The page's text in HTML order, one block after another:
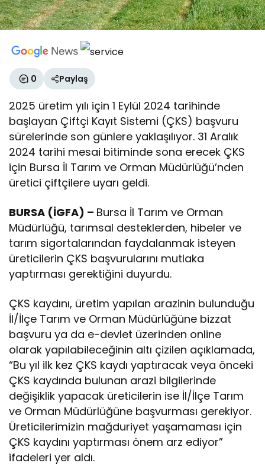
0 Paylaş
2025 üretim yılı için 1 Eylül 2024 tarihinde
başlayan Çiftçi Kayıt Sistemi (ÇKS) başvuru
sürelerinde son günlere yaklaşılıyor. 31 Aralık
2024 tarihi mesai bitiminde sona erecek ÇKS
için Bursa İl Tarım ve Orman Müdürlüğü’nden
üretici çiftçilere uyarı geldi.
BURSA (İGFA) – Bursa İl Tarım ve Orman
Müdürlüğü, tarımsal desteklerden, hibeler ve
tarım sigortalarından faydalanmak isteyen
üreticilerin ÇKS başvurularını mutlaka
yaptırması gerektiğini duyurdu.
ÇKS kaydını, üretim yapılan arazinin bulunduğu
İl/İlçe Tarım ve Orman Müdürlüğüne bizzat
başvuru ya da e-devlet üzerinden online
olarak yapılabileceğinin altı çizilen açıklamada,
“Bu yıl ilk kez ÇKS kaydı yaptıracak veya önceki
ÇKS kaydında bulunan arazi bilgilerinde
değişiklik yapacak üreticilerin ise İl/İlçe Tarım
ve Orman Müdürlüğüne başvurması gerekiyor.
Üreticilerimizin mağduriyet yaşamaması için
ÇKS kaydını yaptırması önem arz ediyor”
ifadeleri yer aldı.